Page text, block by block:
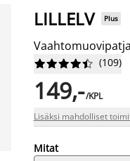
LILLELV Plus





 (109)
149,-/KPL
Lisäksi mahdolliset
Mitat